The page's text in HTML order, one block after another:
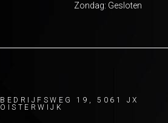
Zondag: Gesloten
BEDRIJFSWEG 19, 5061 JX
OISTERWIJK